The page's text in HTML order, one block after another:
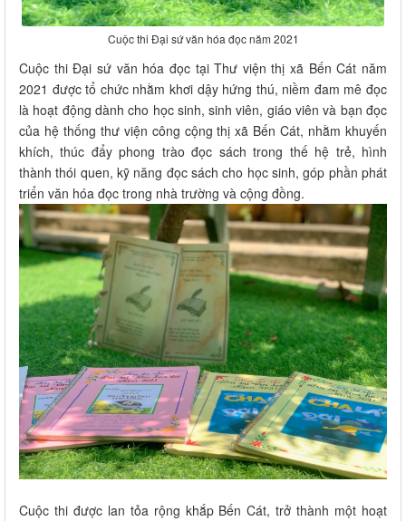
Cuộc thi Đại sứ văn hóa đọc năm 2021
Cuộc thi Đại sứ văn hóa đọc tại Thư viện thị xã Bến Cát năm
2021 được tổ chức nhằm khơi dậy hứng thú, niềm đam mê đọc
là hoạt động dành cho học sinh, sinh viên, giáo viên và bạn đọc
của hệ thống thư viện công cộng thị xã Bến Cát, nhằm khuyến
khích, thúc đẩy phong trào đọc sách trong thế hệ trẻ, hình
thành thói quen, kỹ năng đọc sách cho học sinh, góp phần phát
triển văn hóa đọc trong nhà trường và cộng đồng.
Cuộc thi được lan tỏa rộng khắp Bến Cát, trở thành một hoạt